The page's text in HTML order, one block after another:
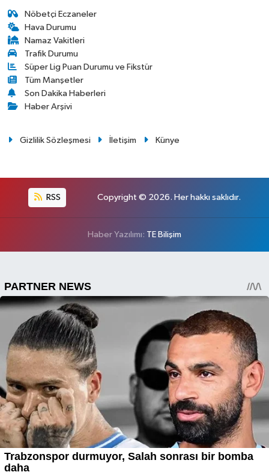
Nöbetçi Eczaneler
Hava Durumu
Namaz Vakitleri
Trafik Durumu
Süper Lig Puan Durumu ve Fikstür
Tüm Manşetler
Son Dakika Haberleri
Haber Arşivi
Gizlilik Sözleşmesi İletişim Künye
RSS Copyright © 2026. Her hakkı saklıdır.
Haber Yazılımı: TE Bilişim